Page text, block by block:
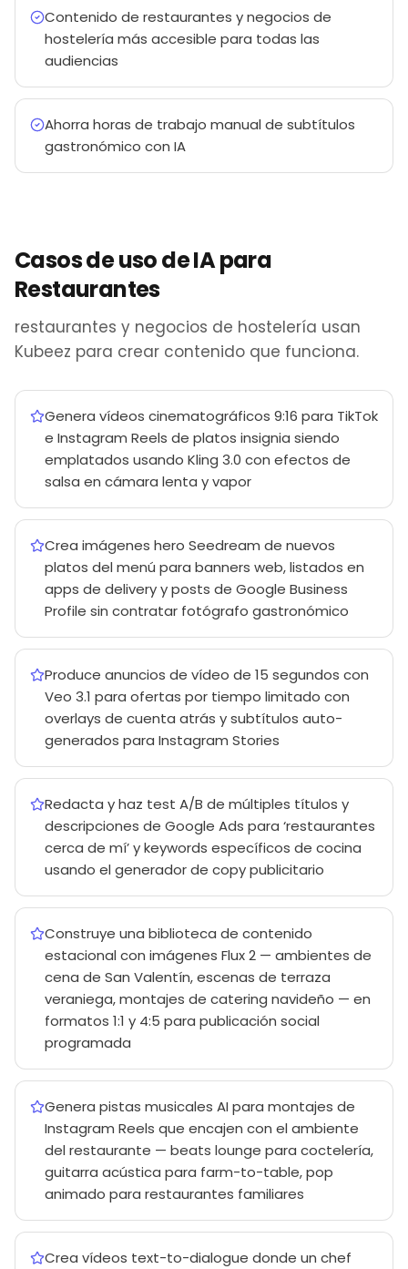
Contenido de restaurantes y negocios de
hostelería más accesible para todas las
audiencias
Ahorra horas de trabajo manual de subtítulos
gastronómico con IA
Casos de uso de IA para
Restaurantes
restaurantes y negocios de hostelería usan
Kubeez para crear contenido que funciona.
Genera vídeos cinematográficos 9:16 para TikTok
e Instagram Reels de platos insignia siendo
emplatados usando Kling 3.0 con efectos de
salsa en cámara lenta y vapor
Crea imágenes hero Seedream de nuevos
platos del menú para banners web, listados en
apps de delivery y posts de Google Business
Profile sin contratar fotógrafo gastronómico
Produce anuncios de vídeo de 15 segundos con
Veo 3.1 para ofertas por tiempo limitado con
overlays de cuenta atrás y subtítulos auto-
generados para Instagram Stories
Redacta y haz test A/B de múltiples títulos y
descripciones de Google Ads para ‘restaurantes
cerca de mí’ y keywords específicos de cocina
usando el generador de copy publicitario
Construye una biblioteca de contenido
estacional con imágenes Flux 2 — ambientes de
cena de San Valentín, escenas de terraza
veraniega, montajes de catering navideño — en
formatos 1:1 y 4:5 para publicación social
programada
Genera pistas musicales AI para montajes de
Instagram Reels que encajen con el ambiente
del restaurante — beats lounge para coctelería,
guitarra acústica para farm-to-table, pop
animado para restaurantes familiares
Crea vídeos text-to-dialogue donde un chef